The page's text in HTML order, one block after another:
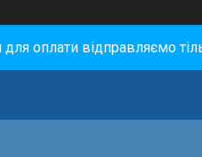
для оплати відправляємо